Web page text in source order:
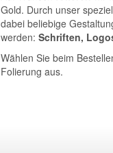
Gold. Durch unser
dabei beliebige
werden: Schriften,
Wählen Sie beim
Folierung aus.